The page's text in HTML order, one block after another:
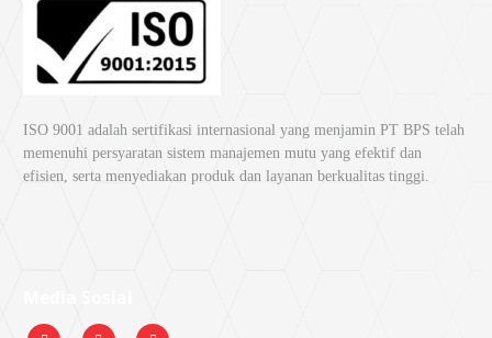
ISO 9001 adalah sertifikasi internasional yang menjamin PT BPS telah
memenuhi persyaratan sistem manajemen mutu yang efektif dan
efisien, serta menyediakan produk dan layanan berkualitas tinggi.